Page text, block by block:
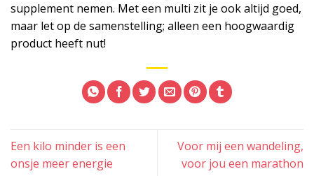
supplement nemen. Met een multi zit je ook altijd goed,
maar let op de samenstelling; alleen een hoogwaardig
product heeft nut!
Een kilo minder is een
onsje meer energie
Voor mij een wandeling,
voor jou een marathon